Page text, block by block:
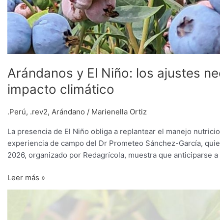
Arándanos y El Niño: los ajustes
impacto climático
.Perú, .rev2, Arándano / Marienella Ortiz
La presencia de El Niño obliga a replantear el manejo
experiencia de campo del Dr Prometeo Sánchez-García,
2026, organizado por Redagrícola, muestra que anticiparse
Leer más »